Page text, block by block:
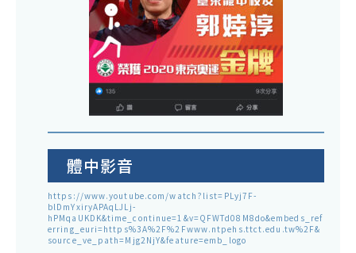
體中影音
https://www.youtube.com/watch?list=PLyj7F-
blDmYxiryAPAqLJLj-
hPMqaUKDK&time_continue=1&v=QFWTd08M8do&embeds_ref
erring_euri=https%3A%2F%2Fwww.ntpehs.ttct.edu.tw%2F&
source_ve_path=Mjg2NjY&feature=emb_logo